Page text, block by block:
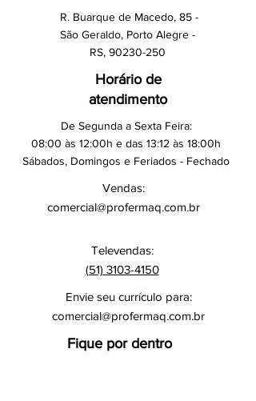
R. Buarque de Macedo, 85 -
São Geraldo, Porto Alegre -
RS, 90230-250
Horário de
atendimento
De Segunda a Sexta Feira:
08:00 às 12:00h e das 13:12 às 18:00h
Sábados, Domingos e Feriados - Fechado
Vendas:
comercial@profermaq.com.br
Televendas:
(51) 3103-4150
Envie seu currículo para:
comercial@profermaq.com.br
Fique por dentro